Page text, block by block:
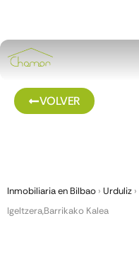
VOLVER
Inmobiliaria en Bilbao › Urduliz ›
Igeltzera,Barrikako Kalea